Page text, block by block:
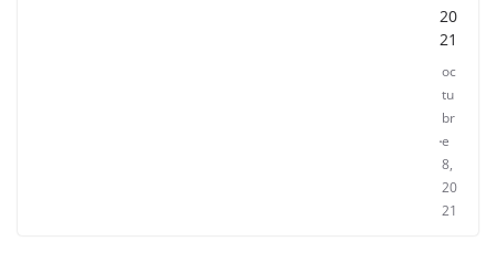
20
21
oc
tu
br
e
8,
20
21